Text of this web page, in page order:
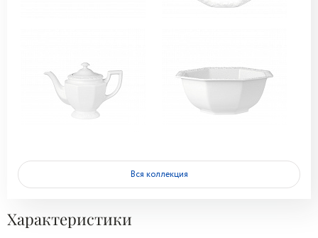
Вся коллекция
Характеристики